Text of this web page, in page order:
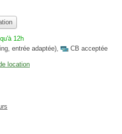
12h
entrée adaptée), CB acceptée
location